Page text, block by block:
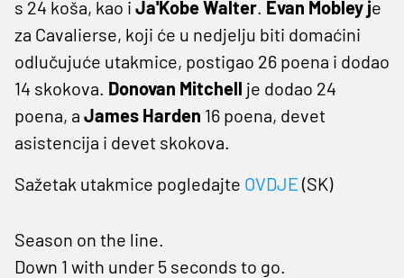
s 24 koša, kao i Ja'Kobe Walter. Evan Mobley je
za Cavalierse, koji će u nedjelju biti domaćini
odlučujuće utakmice, postigao 26 poena i dodao
14 skokova. Donovan Mitchell je dodao 24
poena, a James Harden 16 poena, devet
asistencija i devet skokova.
Sažetak utakmice pogledajte OVDJE (SK)
Season on the line.
Down 1 with under 5 seconds to go.